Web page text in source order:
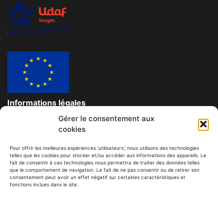
Gérer le consentement aux
cookies
Pour offrir les meilleures expériences 'utilisateurs', nous utilisons des technologies
telles que les cookies pour stocker et/ou accéder aux informations des appareils. Le
fait de consentir à ces technologies nous permettra de traiter des données telles
que le comportement de navigation. Le fait de ne pas consentir ou de retirer son
consentement peut avoir un effet négatif sur certaines caractéristiques et
fonctions inclues dans le site.
Informations légales
Données personnelles et confidentielles
Mentions légales
Contact
© Tous droits réservés à l'association des familles du